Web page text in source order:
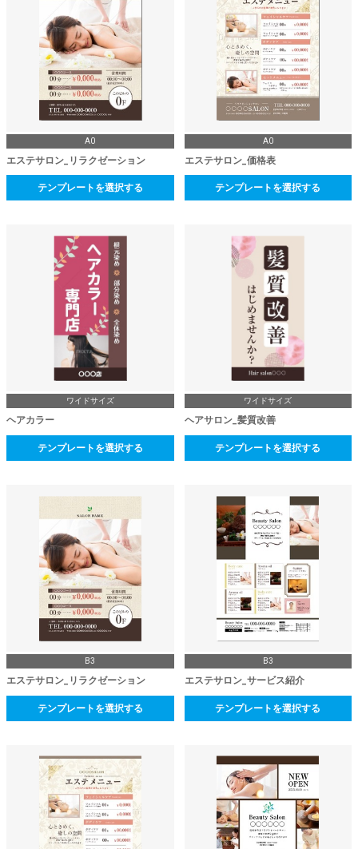
A0
エステサロン_リラクゼーション
テンプレートを選択する
A0
エステサロン_価格表
テンプレートを選択する
ワイドサイズ
ヘアカラー
テンプレートを選択する
ワイドサイズ
ヘアサロン_髪質改善
テンプレートを選択する
B3
エステサロン_リラクゼーション
テンプレートを選択する
B3
エステサロン_サービス紹介
テンプレートを選択する